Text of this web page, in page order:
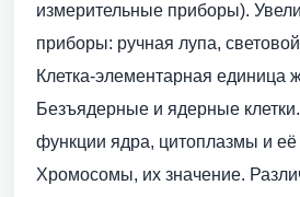
измерительные приборы).
приборы: ручная лупа,
Клетка-эле­ментарная единица
Безъядерные и ядерные
функции ядра, цитоплазмы и её
Хромосомы, их значение.